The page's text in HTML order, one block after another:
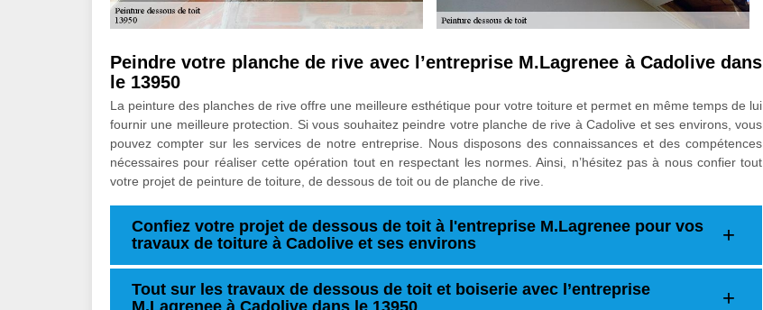
Peindre votre planche de rive avec l’entreprise M.Lagrenee à Cadolive dans
le 13950
La peinture des planches de rive offre une meilleure esthétique pour votre toiture et permet en même temps de lui
fournir une meilleure protection. Si vous souhaitez peindre votre planche de rive à Cadolive et ses environs, vous
pouvez compter sur les services de notre entreprise. Nous disposons des connaissances et des compétences
nécessaires pour réaliser cette opération tout en respectant les normes. Ainsi, n’hésitez pas à nous confier tout
votre projet de peinture de toiture, de dessous de toit ou de planche de rive.
Confiez votre projet de dessous de toit à l'entreprise M.Lagrenee pour vos
travaux de toiture à Cadolive et ses environs
Tout sur les travaux de dessous de toit et boiserie avec l’entreprise